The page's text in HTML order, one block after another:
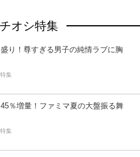
オシ特集
り！尊すぎる男子の純情ラブに胸
集
％増量！ファミマ夏の大盤振る舞
集